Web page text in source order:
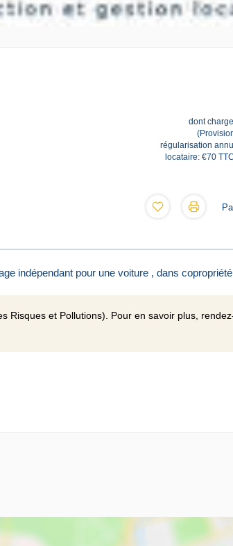
dont
régularisation
locataire: €70 TTC
indépendant pour une voiture , dans
Risques et Pollutions). Pour en savoir plus,